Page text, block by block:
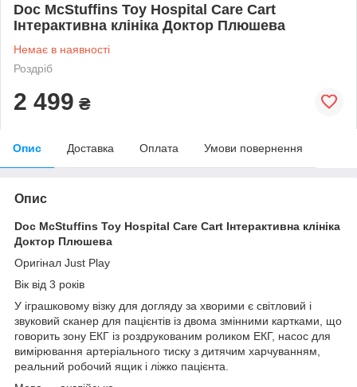
Doc McStuffins Toy Hospital Care Cart
Інтерактивна клініка Доктор Плюшева
Немає в наявності
Роздріб
2 499 ₴
Опис Доставка Оплата Умови повернення
Опис
Doc McStuffins Toy Hospital Care Cart Інтерактивна клініка
Доктор Плюшева
Оригінал Just Play
Вік від 3 років
У іграшковому візку для догляду за хворими є світловий і
звуковий сканер для пацієнтів із двома змінними картками, що
говорить зону ЕКГ із роздрукованим роликом ЕКГ, насос для
вимірювання артеріального тиску з дитячим харчуванням,
реальний робочий ящик і ліжко пацієнта.